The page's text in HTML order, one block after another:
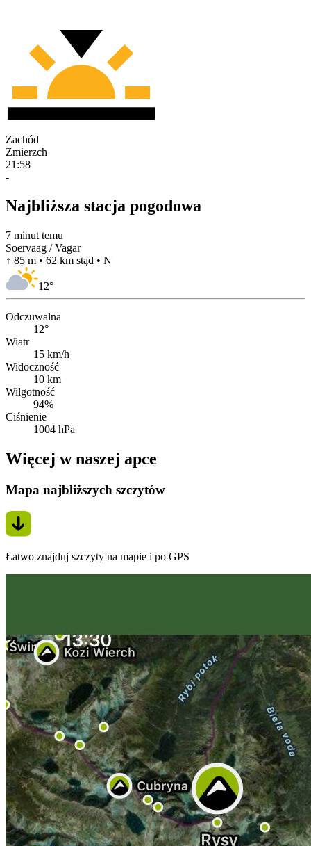
Zachód
Zmierzch
21:58
-
Najbliższa stacja pogodowa
7 minut temu
Soervaag / Vagar
↑ 85 m • 62 km stąd • N
12°
Odczuwalna
12°
Wiatr
15 km/h
Widoczność
10 km
Wilgotność
94%
Ciśnienie
1004 hPa
Więcej w naszej apce
Mapa najbliższych szczytów
Łatwo znajduj szczyty na mapie i po GPS